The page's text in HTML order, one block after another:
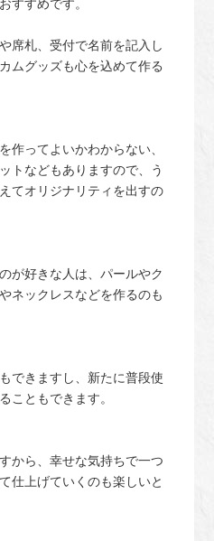
すすめです。
席札、受付で名前を記入し
ムグッズも心を込めて作る
作ってよいかわからない、
トなどもありますので、う
てオリジナリティを出すの
が好きな人は、パールやク
ネックレスなどを作るのも
できますし、新たに普段使
こともできます。
から、幸せな気持ちで一つ
仕上げていくのも楽しいと